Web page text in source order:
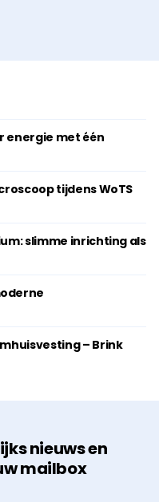
energie met één
tijdens WoTS
slimme inrichting als
– Brink
nieuws en
mailbox